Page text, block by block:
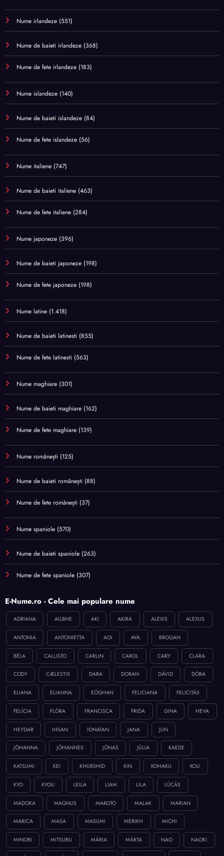
Nume irlandeze (551)
Nume de baieti irlandeze (368)
Nume de fete irlandeze (183)
Nume islandeze (140)
Nume de baieti islandeze (84)
Nume de fete islandeze (56)
Nume italiene (747)
Nume de baieti italiene (463)
Nume de fete italiene (284)
Nume japoneze (396)
Nume de baieti japoneze (198)
Nume de fete japoneze (198)
Nume latine (1.418)
Nume de baieti latinesti (855)
Nume de fete latinesti (563)
Nume maghiare (301)
Nume de baieti maghiare (162)
Nume de fete maghiare (139)
Nume românești (125)
Nume de baieti românești (88)
Nume de fete românești (37)
Nume spaniole (570)
Nume de baieti spaniole (263)
Nume de fete spaniole (307)
E-Nume.ro - Cele mai populare nume
ADRIANA AILBHE AKI AKIRA ALEXIS ALEXUS
ANTONIA ANTONIETTA AOI AYA BROGAN
BÉLA CALLISTO CARLIN CAROL CARY CLARA
CODY CÆLESTIS DARA DORAN DÁVID DÓRA
ELIANA ELIANNA EÓGHAN FELICIANA FELICITÁS
FELÍCIA FLÓRA FRANCISCA FRIDA GINA HEVA
HEYDAR IHSAN IONATAN JANA JUN
JÓHANNA JÓHANNES JÓNAS JÚLIA KAEDE
KATSUMI KEI KHURSHID KIN KOHAKU KOU
KYO KYOU LEILA LIAM LILA LÚCÁS
MADOKA MAGNUS MAKOTO MALAK MARIAN
MARICA MASA MASUMI MERIKH MICHI
MINORI MITSURU MÁRIA MÁRTA NAO NAOKI